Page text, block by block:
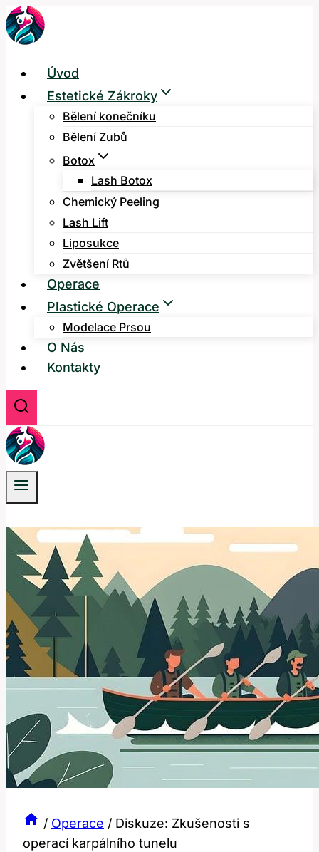
Přeskočit
na
Úvod
Estetické Zákroky
Bělení konečníku
Bělení Zubů
Botox
Lash Botox
Chemický Peeling
Lash Lift
Liposukce
Zvětšení Rtů
Operace
Plastické Operace
Modelace Prsou
O Nás
Kontakty
/ Operace / Diskuze: Zkušenosti s
operací karpálního tunelu